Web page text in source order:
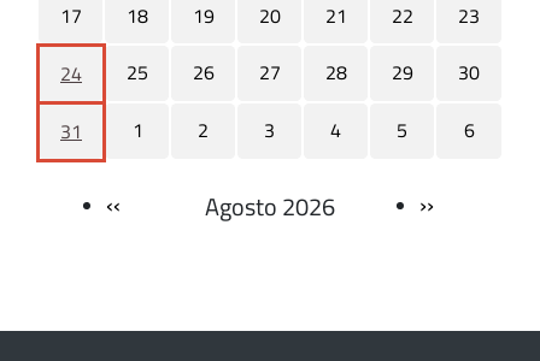
17
18 19 20 21 22
23
24
25 26 27 28 29 30
31 1 2 3 4 5 6
Paginazione
‹‹ ››
Agosto 2026